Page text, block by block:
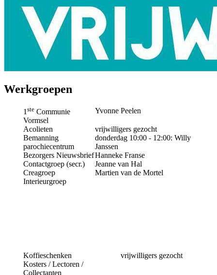
Werkgroepen
1 ste Communie
Yvonne Peelen
Vormsel
Acolieten
vrijwilligers gezocht
Bemanning
parochiecentrum
donderdag 10:00 - 12:00: Willy
Janssen
Bezorgers NieuwsbriefHanneke Franse
Contactgroep (secr.)
Jeanne van Hal
Creagroep
Martien van de Mortel
Interieurgroep
Koffieschenken
vrijwilligers gezocht
Kosters / Lectoren /
Collectanten